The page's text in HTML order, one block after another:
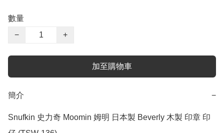
數量
−
+
加至購物車
簡介 −
Snufkin 史力奇 Moomin 姆明 日本製 Beverly 木製 印章 印